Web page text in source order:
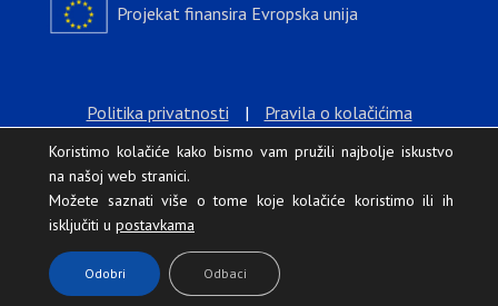
Projekat finansira Evropska unija
Politika privatnosti | Pravila o kolačićima
Europe House © 2026 Sva prava zadržana.
Koristimo kolačiće kako bismo vam pružili najbolje iskustvo
na našoj web stranici.
Možete saznati više o tome koje kolačiće koristimo ili ih
isključiti u postavkama
.
Odobri Odbaci